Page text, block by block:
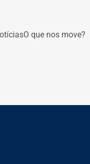
O que nos move?